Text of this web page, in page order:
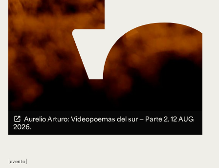
Aurelio Arturo: Videopoemas del sur — Parte 2.12 AUG
2026.
evento